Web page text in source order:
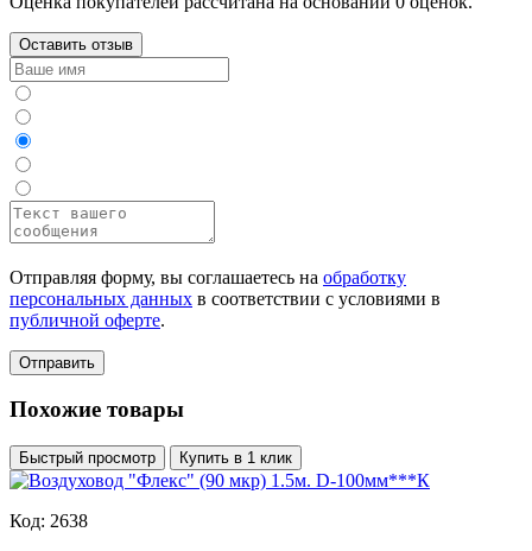
Оставить отзыв
Отправляя форму, вы соглашаетесь на обработку
персональных данных в соответствии с условиями в
публичной оферте.
Отправить
Похожие товары
Быстрый просмотр Купить в 1 клик
Код: 2638